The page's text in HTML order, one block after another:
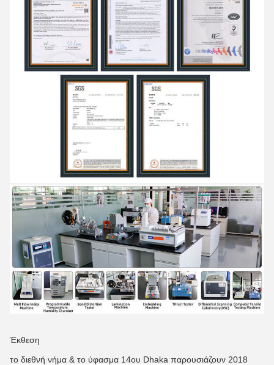
Έκθεση
το διεθνή νήμα & το ύφασμα 14ου Dhaka παρουσιάζουν 2018